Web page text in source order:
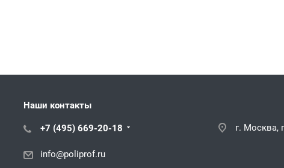
Наши контакты
+7 (495) 669-20-18
info@poliprof.ru
г. Москва,